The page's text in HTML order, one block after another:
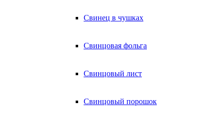
Свинец в чушках
Свинцовая фольга
Свинцовый лист
Свинцовый порошок